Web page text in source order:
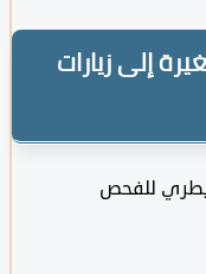
زيارات
للفحص